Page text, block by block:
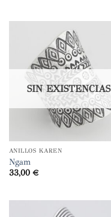
SIN EXISTENCIAS
ANILLOS KAREN
Ngam
33,00 €